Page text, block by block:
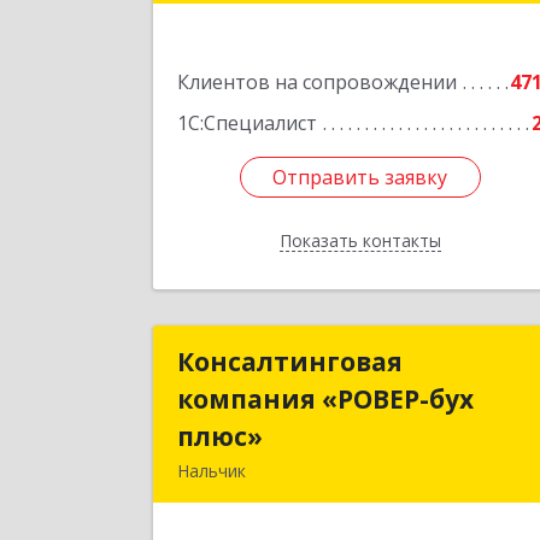
Клиентов на сопровождении
471
1С:Специалист
Отправить заявку
Показать контакты
Отправить заявку
Назад
Консалтинговая
компания «РОВЕР-бух
плюс»
Нальчик
Консалтинговая
компания «РОВЕР-бух